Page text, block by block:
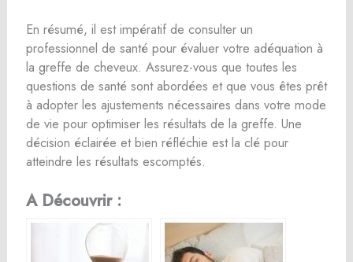
En résumé, il est impératif de consulter un
professionnel de santé pour évaluer votre adéquation à
la greffe de cheveux. Assurez-vous que toutes les
questions de santé sont abordées et que vous êtes prêt
à adopter les ajustements nécessaires dans votre mode
de vie pour optimiser les résultats de la greffe. Une
décision éclairée et bien réfléchie est la clé pour
atteindre les résultats escomptés.
A Découvrir :